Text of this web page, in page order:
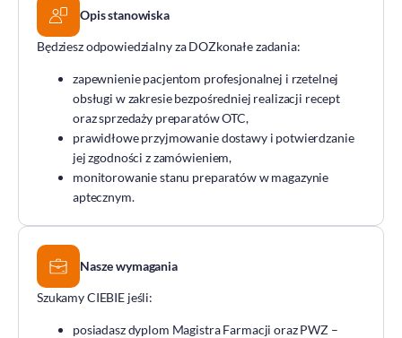
Społeczeństwo
Ład korporacyjny
DOZ Fundacja dbam o zdrowie
DOZ Maraton
Standardy Ochrony Małoletnich
Tradycja aptekarstwa
Kodeks Etyki
Działalność wydawnicza i edukacyjna
Do pobrania
Opis stanowiska
Będziesz odpowiedzialny za DOZkonałe zadania:
zapewnienie pacjentom profesjonalnej i rzetelnej
obsługi w zakresie bezpośredniej realizacji recept
oraz sprzedaży preparatów OTC,
prawidłowe przyjmowanie dostawy i potwierdzanie
jej zgodności z zamówieniem,
monitorowanie stanu preparatów w magazynie
aptecznym.
Nasze wymagania
Szukamy CIEBIE jeśli:
posiadasz dyplom Magistra Farmacji oraz PWZ –